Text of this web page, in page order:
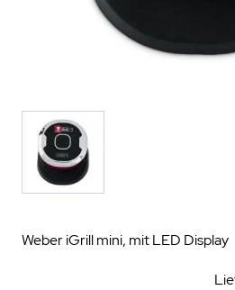
Weber iGrill mini, mit LED Display